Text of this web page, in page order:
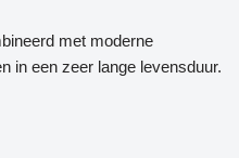
met moderne
in een zeer lange levensduur.